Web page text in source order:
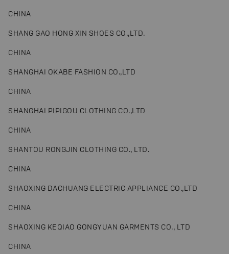
CHINA
SHANG GAO HONG XIN SHOES CO.,LTD.
CHINA
SHANGHAI OKABE FASHION CO.,LTD
CHINA
SHANGHAI PIPIGOU CLOTHING CO.,LTD
CHINA
SHANTOU RONGJIN CLOTHING CO., LTD.
CHINA
SHAOXING DACHUANG ELECTRIC APPLIANCE CO.,LTD
CHINA
SHAOXING KEQIAO GONGYUAN GARMENTS CO., LTD
CHINA